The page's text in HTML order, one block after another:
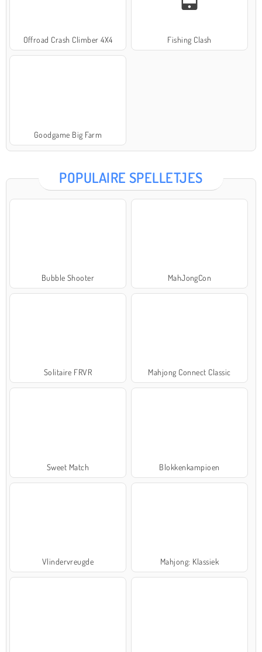
Offroad Crash Climber 4X4 Fishing Clash
Goodgame Big Farm
POPULAIRE SPELLETJES
Bubble Shooter MahJongCon
Solitaire FRVR Mahjong Connect Classic
Sweet Match Blokkenkampioen
Vlindervreugde Mahjong: Klassiek